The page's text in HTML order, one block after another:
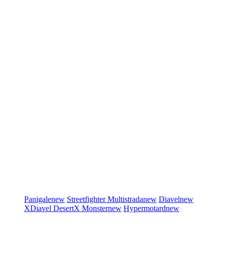
Panigalenew StreetfighterMultistradanew Diavelnew
XDiavel DesertX Monsternew Hypermotardnew